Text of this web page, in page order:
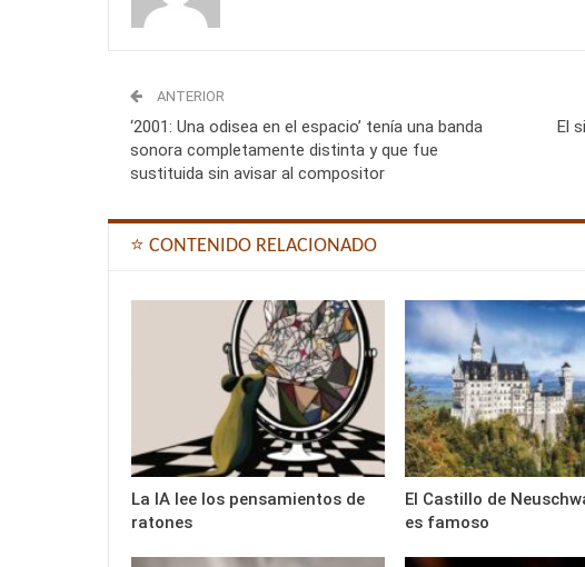
ANTERIOR
‘2001: Una odisea en el espacio’ tenía una banda
sonora completamente distinta y que fue
sustituida sin avisar al compositor
El
⭐ CONTENIDO RELACIONADO
La IA lee los pensamientos de
ratones
El Castillo de
es famoso